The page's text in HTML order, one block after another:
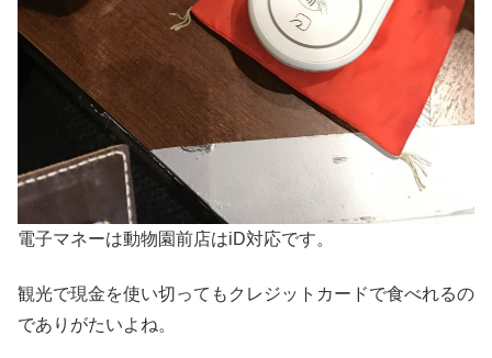
電子マネーは動物園前店はiD対応です。
観光で現金を使い切ってもクレジットカードで食べれるの
でありがたいよね。